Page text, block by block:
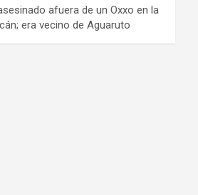
afuera de un Oxxo en la
era vecino de Aguaruto